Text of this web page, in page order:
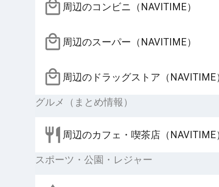
周辺のコンビニ（NAVITIME）
周辺のスーパー（NAVITIME）
周辺のドラッグストア（NAVITIME
グルメ（まとめ情報）
周辺のカフェ・喫茶店（NAVITIME
スポーツ・公園・レジャー